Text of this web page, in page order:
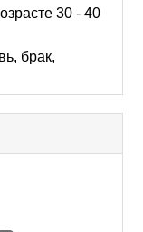
30 - 40
брак,